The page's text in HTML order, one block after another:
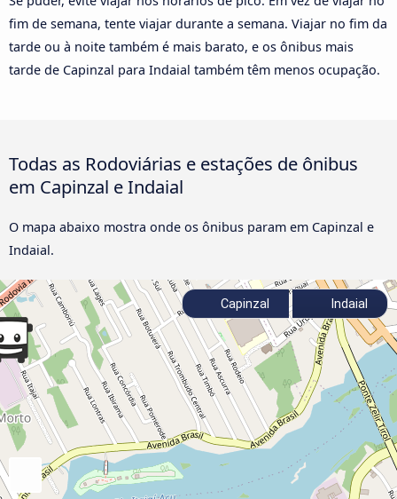
fim de semana, tente viajar durante a semana. Viajar no fim da
tarde ou à noite também é mais barato, e os ônibus mais
tarde de Capinzal para Indaial também têm menos ocupação.
Todas as Rodoviárias e estações de ônibus
em Capinzal e Indaial
O mapa abaixo mostra onde os ônibus param em Capinzal e
Indaial.
Capinzal Indaial